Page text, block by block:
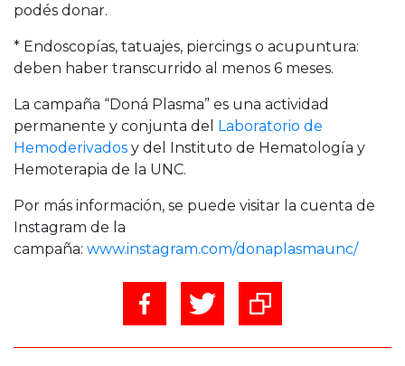
podés donar.
* Endoscopías, tatuajes, piercings o acupuntura:
deben haber transcurrido al menos 6 meses.
La campaña “Doná Plasma” es una actividad
permanente y conjunta del Laboratorio de
Hemoderivados y del Instituto de Hematología y
Hemoterapia de la UNC.
Por más información, se puede visitar la cuenta de
Instagram de la
campaña: www.instagram.com/donaplasmaunc/